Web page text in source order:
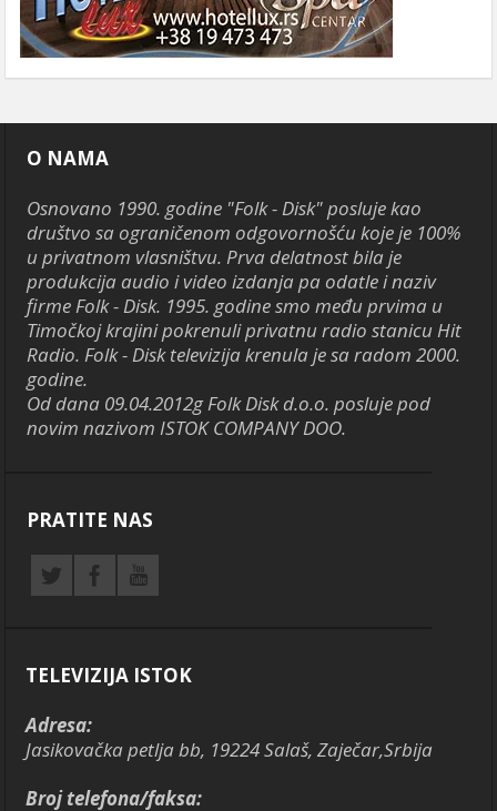
O NAMA
Osnovano 1990. godine "Folk - Disk" posluje kao
društvo sa ograničenom odgovornošću koje je 100%
u privatnom vlasništvu. Prva delatnost bila je
produkcija audio i video izdanja pa odatle i naziv
firme Folk - Disk. 1995. godine smo među prvima u
Timočkoj krajini pokrenuli privatnu radio stanicu Hit
Radio. Folk - Disk televizija krenula je sa radom 2000.
godine.
Od dana 09.04.2012g Folk Disk d.o.o. posluje pod
novim nazivom ISTOK COMPANY DOO.
PRATITE NAS
TELEVIZIJA ISTOK
Adresa:
Jasikovačka petlja bb, 19224 Salaš, Zaječar,Srbija
Broj telefona/faksa: